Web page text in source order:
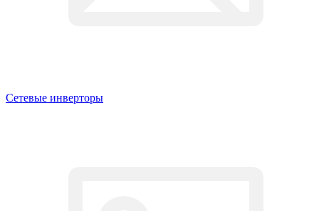
Сетевые инверторы